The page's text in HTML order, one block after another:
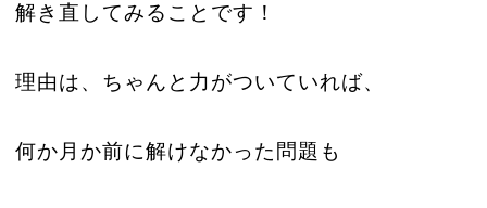
解き直してみることです！
理由は、ちゃんと力がついていれば、
何か月か前に解けなかった問題も